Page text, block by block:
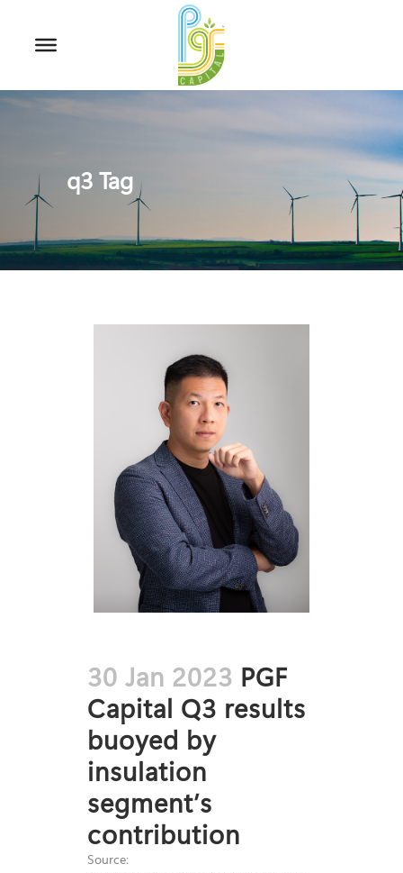
q3 Tag
30 Jan 2023 PGF
Capital Q3 results
buoyed by
insulation
segment’s
contribution
Source: